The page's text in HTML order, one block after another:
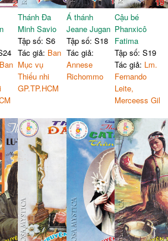
Ban
Thánh Đa
Minh Savio
Tập số: S6
Tác giả: Ban
Mục vụ
Thiếu nhi
GP.TP.HCM
Á thánh
Jeane Jugan
Tập số: S18
Tác giả:
Annese
Richommo
Cậu bé
Phanxicô
Fatima
Tập số: S19
Tác giả: Lm.
Fernando
Leite,
Merceess Gil